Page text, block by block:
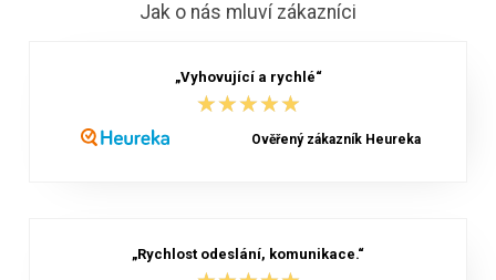
Jak o nás mluví zákazníci
„Vyhovující a rychlé“
★★★★★
★★★★★
Ověřený zákazník Heureka
„Rychlost odeslání, komunikace.“